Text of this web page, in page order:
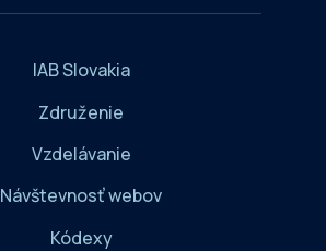
IAB Slovakia
Združenie
Vzdelávanie
Návštevnosť webov
Kódexy